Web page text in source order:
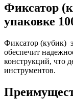
Фиксатор
упаковке
Фиксатор (кубик)
обеспечит
конструкций, что
инструментов.